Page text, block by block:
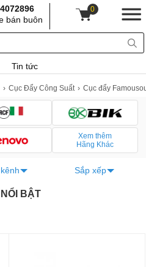
bán buôn
0
Tin tức
Cục Đẩy Công Suất Cục đẩy
Xem thêm
Hãng Khác
Sắp xếp
BẬT